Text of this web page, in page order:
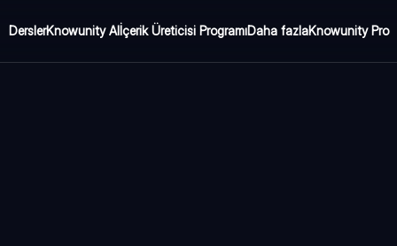
DerslerKnowunity AIİçerik Üreticisi ProgramıDaha fazlaKnowunity Pro